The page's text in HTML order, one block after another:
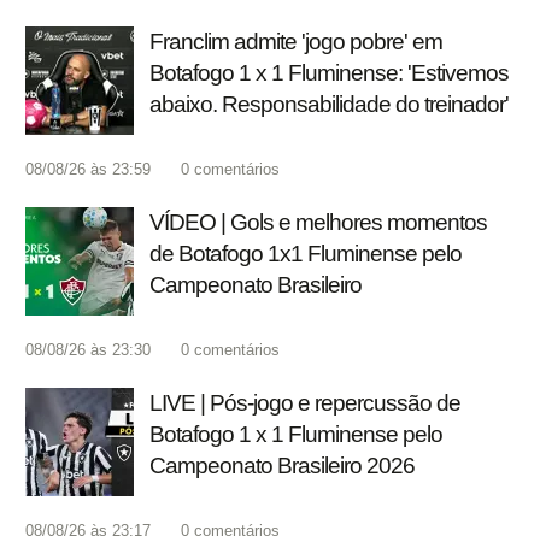
Franclim admite 'jogo pobre' em
Botafogo 1 x 1 Fluminense: 'Estivemos
abaixo. Responsabilidade do treinador'
08/08/26 às 23:59 0 comentários
VÍDEO | Gols e melhores momentos
de Botafogo 1x1 Fluminense pelo
Campeonato Brasileiro
08/08/26 às 23:30 0 comentários
LIVE | Pós-jogo e repercussão de
Botafogo 1 x 1 Fluminense pelo
Campeonato Brasileiro 2026
08/08/26 às 23:17 0 comentários